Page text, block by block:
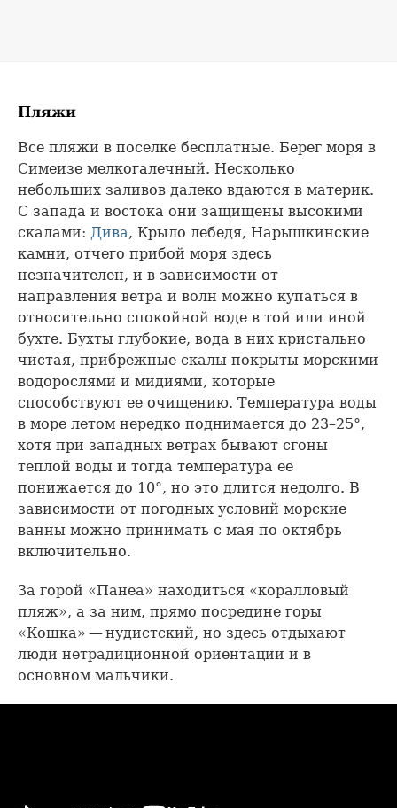
Пляжи
Все пляжи в поселке бесплатные. Берег моря в
Симеизе мелкогалечный. Несколько
небольших заливов далеко вдаются в материк.
С запада и востока они защищены высокими
скалами: Дива, Крыло лебедя, Нарышкинские
камни, отчего прибой моря здесь
незначителен, и в зависимости от
направления ветра и волн можно купаться в
относительно спокойной воде в той или иной
бухте. Бухты глубокие, вода в них кристально
чистая, прибрежные скалы покрыты морскими
водорослями и мидиями, которые
способствуют ее очищению. Температура воды
в море летом нередко поднимается до 23–25°,
хотя при западных ветрах бывают сгоны
теплой воды и тогда температура ее
понижается до 10°, но это длится недолго. В
зависимости от погодных условий морские
ванны можно принимать с мая по октябрь
включительно.
За горой «Панеа» находиться «коралловый
пляж», а за ним, прямо посредине горы
«Кошка» — нудистский, но здесь отдыхают
люди нетрадиционной ориентации и в
основном мальчики.